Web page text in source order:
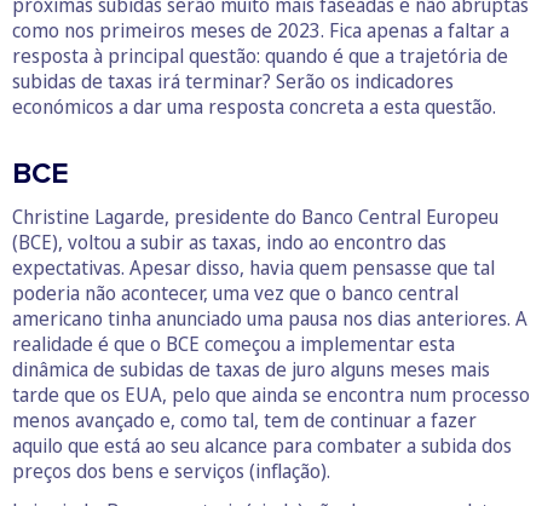
como nos primeiros meses de 2023. Fica apenas a faltar a
resposta à principal questão: quando é que a trajetória de
subidas de taxas irá terminar? Serão os indicadores
económicos a dar uma resposta concreta a esta questão.
BCE
Christine Lagarde, presidente do Banco Central Europeu
(BCE), voltou a subir as taxas, indo ao encontro das
expectativas. Apesar disso, havia quem pensasse que tal
poderia não acontecer, uma vez que o banco central
americano tinha anunciado uma pausa nos dias anteriores. A
realidade é que o BCE começou a implementar esta
dinâmica de subidas de taxas de juro alguns meses mais
tarde que os EUA, pelo que ainda se encontra num processo
menos avançado e, como tal, tem de continuar a fazer
aquilo que está ao seu alcance para combater a subida dos
preços dos bens e serviços (inflação).